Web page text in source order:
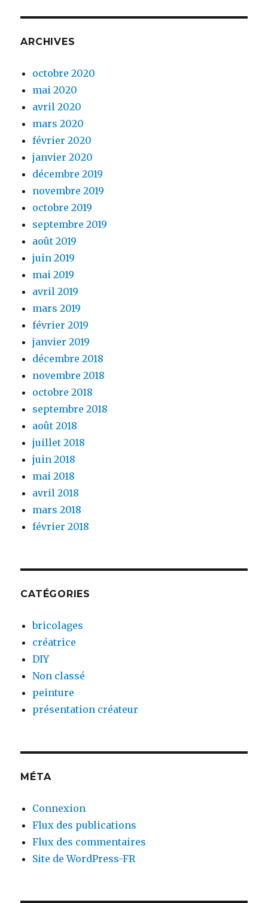
ARCHIVES
octobre 2020
mai 2020
avril 2020
mars 2020
février 2020
janvier 2020
décembre 2019
novembre 2019
octobre 2019
septembre 2019
août 2019
juin 2019
mai 2019
avril 2019
mars 2019
février 2019
janvier 2019
décembre 2018
novembre 2018
octobre 2018
septembre 2018
août 2018
juillet 2018
juin 2018
mai 2018
avril 2018
mars 2018
février 2018
CATÉGORIES
bricolages
créatrice
DIY
Non classé
peinture
présentation créateur
MÉTA
Connexion
Flux des publications
Flux des commentaires
Site de WordPress-FR